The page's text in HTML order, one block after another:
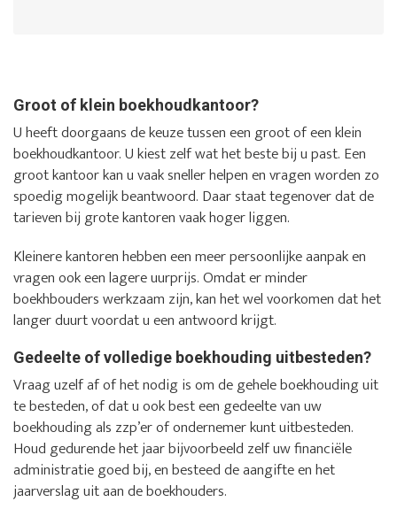
Groot of klein boekhoudkantoor?
U heeft doorgaans de keuze tussen een groot of een klein
boekhoudkantoor. U kiest zelf wat het beste bij u past. Een
groot kantoor kan u vaak sneller helpen en vragen worden zo
spoedig mogelijk beantwoord. Daar staat tegenover dat de
tarieven bij grote kantoren vaak hoger liggen.
Kleinere kantoren hebben een meer persoonlijke aanpak en
vragen ook een lagere uurprijs. Omdat er minder
boekhbouders werkzaam zijn, kan het wel voorkomen dat het
langer duurt voordat u een antwoord krijgt.
Gedeelte of volledige boekhouding uitbesteden?
Vraag uzelf af of het nodig is om de gehele boekhouding uit
te besteden, of dat u ook best een gedeelte van uw
boekhouding als zzp’er of ondernemer kunt uitbesteden.
Houd gedurende het jaar bijvoorbeeld zelf uw financiële
administratie goed bij, en besteed de aangifte en het
jaarverslag uit aan de boekhouders.